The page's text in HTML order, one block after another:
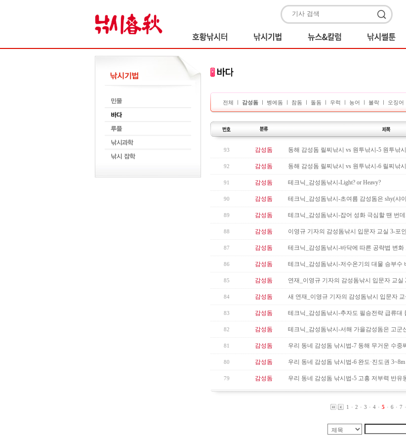
전체 ㅣ 감성돔 ㅣ 벵에돔 ㅣ 참돔 ㅣ 돌돔 ㅣ 우럭 ㅣ 농어 ㅣ 볼락 ㅣ 오징어
93 감성돔 동해 감성돔 릴찌낚시 vs 원투낚시-5 원투낚
92 감성돔 동해 감성돔 릴찌낚시 vs 원투낚시-6 릴찌낚
91 감성돔 테크닉_감성돔낚시-Light? or Heavy?
90 감성돔 테크닉_감성돔낚시-초여름 감성돔은 shy(샤
89 감성돔 테크닉_감성돔낚시-잡어 성화 극심할 땐 번
88 감성돔 이영규 기자의 감성돔낚시 입문자 교실 3-포
87 감성돔 테크닉_감성돔낚시-바닥에 따른 공략법 변화
86 감성돔 테크닉_감성돔낚시-저수온기의 대물 승부수
85 감성돔 연재_이영규 기자의 감성돔낚시 입문자 교실
84 감성돔 새 연재_이영규 기자의 감성돔낚시 입문자
83 감성돔 테크닉_감성돔낚시-추자도 필승전략 급류대
82 감성돔 테크닉_감성돔낚시-서해 가을감성돔은 고군
81 감성돔 우리 동네 감성돔 낚시법-7 동해 무거운 수중
80 감성돔 우리 동네 감성돔 낚시법-6 완도·진도권
79 감성돔 우리 동네 감성돔 낚시법-5 고흥 저부력 반유
1 · 2 · 3 · 4 · 5 · 6 · 7 ·